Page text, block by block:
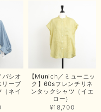
りさんのおかげでご縁を繋いで
のこもったお手紙まで添えて
品もとても可愛くて、着心地
活躍しそうです💕 これからも
て安心いたしました！
感していただけて大変嬉し
ーケアで暑くても快適な素
ませ。 ありがとうござい
お待ちしております。
パシオ
リーブ
（ネイ
【Munich／ミューニッ
ク】60sフレンチリネ
ンタックシャツ（イエ
ロー）
¥18,700